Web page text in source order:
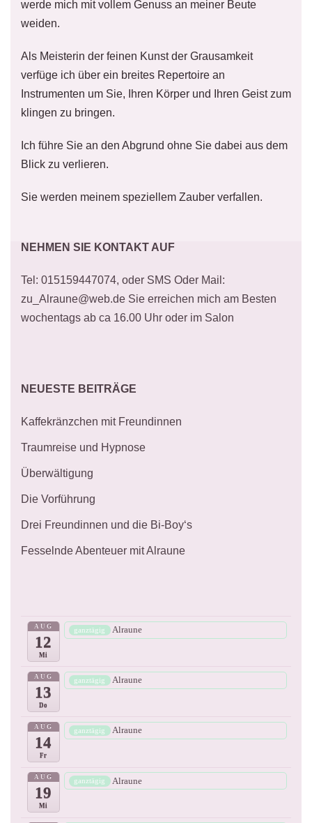
werde mich mit vollem Genuss an meiner Beute
weiden.
Als Meisterin der feinen Kunst der Grausamkeit
verfüge ich über ein breites Repertoire an
Instrumenten um Sie, Ihren Körper und Ihren Geist zum
klingen zu bringen.
Ich führe Sie an den Abgrund ohne Sie dabei aus dem
Blick zu verlieren.
Sie werden meinem speziellem Zauber verfallen.
NEHMEN SIE KONTAKT AUF
Tel: 015159447074, oder SMS Oder Mail:
zu_Alraune@web.de Sie erreichen mich am Besten
wochentags ab ca 16.00 Uhr oder im Salon
NEUESTE BEITRÄGE
Kaffekränzchen mit Freundinnen
Traumreise und Hypnose
Überwältigung
Die Vorführung
Drei Freundinnen und die Bi-Boy‘s
Fesselnde Abenteuer mit Alraune
AUG
12
Mi
ganztägig Alraune
AUG
13
Do
ganztägig Alraune
AUG
14
Fr
ganztägig Alraune
AUG
19
Mi
ganztägig Alraune